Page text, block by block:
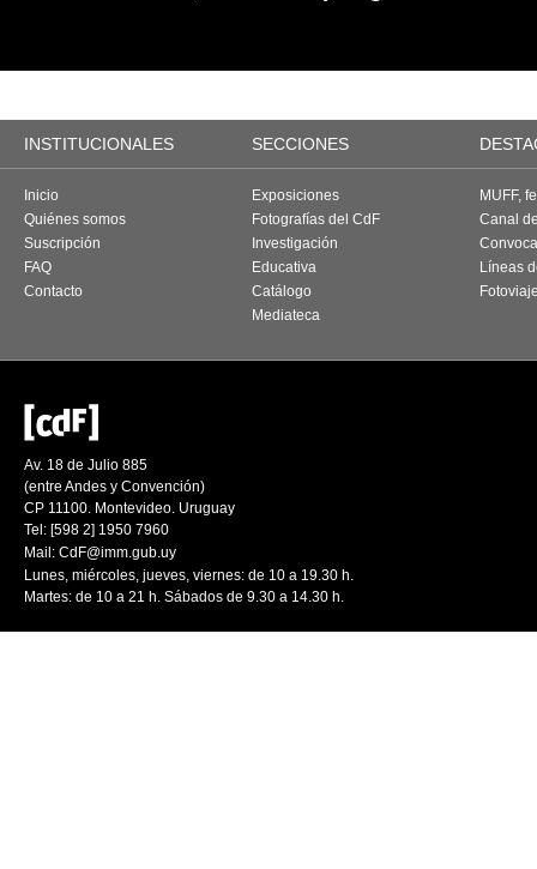
INSTITUCIONALES SECCIONES
Inicio
Quiénes somos
Suscripción
FAQ
Contacto
Exposiciones
Fotografías del CdF
Investigación
Educativa
Catálogo
Mediateca
MUFF,
Canal
Líneas
Av. 18 de Julio 885
(entre Andes y Convención)
CP 11100. Montevideo. Uruguay
Tel: [598 2] 1950 7960
Mail: CdF@imm.gub.uy
Lunes, miércoles, jueves, viernes: de 10 a 19.30 h.
Martes: de 10 a 21 h. Sábados de 9.30 a 14.30 h.